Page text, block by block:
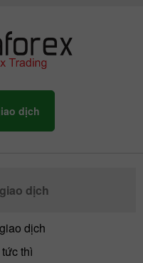
dịch
dịch
dịch
thì